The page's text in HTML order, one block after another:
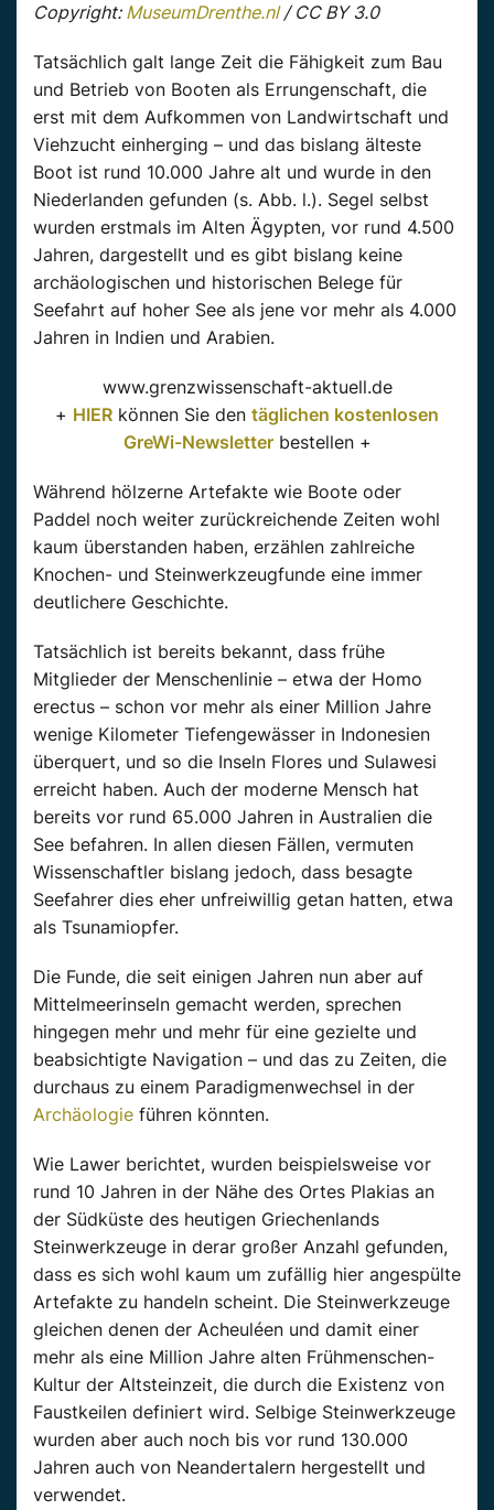
Copyright: MuseumDrenthe.nl/ CC BY 3.0
Tatsächlich galt lange Zeit die Fähigkeit zum Bau
und Betrieb von Booten als Errungenschaft, die
erst mit dem Aufkommen von Landwirtschaft und
Viehzucht einherging – und das bislang älteste
Boot ist rund 10.000 Jahre alt und wurde in den
Niederlanden gefunden (s. Abb. l.). Segel selbst
wurden erstmals im Alten Ägypten, vor rund 4.500
Jahren, dargestellt und es gibt bislang keine
archäologischen und historischen Belege für
Seefahrt auf hoher See als jene vor mehr als 4.000
Jahren in Indien und Arabien.
www.grenzwissenschaft-aktuell.de
+ HIER können Sie den täglichen kostenlosen
GreWi-Newsletterbestellen +
Während hölzerne Artefakte wie Boote oder
Paddel noch weiter zurückreichende Zeiten wohl
kaum überstanden haben, erzählen zahlreiche
Knochen- und Steinwerkzeugfunde eine immer
deutlichere Geschichte.
Tatsächlich ist bereits bekannt, dass frühe
Mitglieder der Menschenlinie – etwa der Homo
erectus – schon vor mehr als einer Million Jahre
wenige Kilometer Tiefengewässer in Indonesien
überquert, und so die Inseln Flores und Sulawesi
erreicht haben. Auch der moderne Mensch hat
bereits vor rund 65.000 Jahren in Australien die
See befahren. In allen diesen Fällen, vermuten
Wissenschaftler bislang jedoch, dass besagte
Seefahrer dies eher unfreiwillig getan hatten, etwa
als Tsunamiopfer.
Die Funde, die seit einigen Jahren nun aber auf
Mittelmeerinseln gemacht werden, sprechen
hingegen mehr und mehr für eine gezielte und
beabsichtigte Navigation – und das zu Zeiten, die
durchaus zu einem Paradigmenwechsel in der
Archäologie führen könnten.
Wie Lawer berichtet, wurden beispielsweise vor
rund 10 Jahren in der Nähe des Ortes Plakias an
der Südküste des heutigen Griechenlands
Steinwerkzeuge in derar großer Anzahl gefunden,
dass es sich wohl kaum um zufällig hier angespülte
Artefakte zu handeln scheint. Die Steinwerkzeuge
gleichen denen der Acheuléen und damit einer
mehr als eine Million Jahre alten Frühmenschen-
Kultur der Altsteinzeit, die durch die Existenz von
Faustkeilen definiert wird. Selbige Steinwerkzeuge
wurden aber auch noch bis vor rund 130.000
Jahren auch von Neandertalern hergestellt und
verwendet.